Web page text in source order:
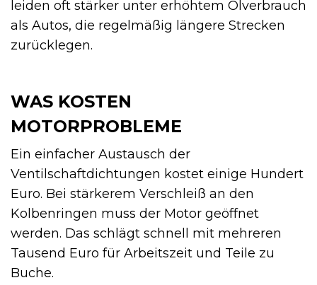
leiden oft stärker unter erhöhtem Ölverbrauch
als Autos, die regelmäßig längere Strecken
zurücklegen.
WAS KOSTEN
MOTORPROBLEME
Ein einfacher Austausch der
Ventilschaftdichtungen kostet einige Hundert
Euro. Bei stärkerem Verschleiß an den
Kolbenringen muss der Motor geöffnet
werden. Das schlägt schnell mit mehreren
Tausend Euro für Arbeitszeit und Teile zu
Buche.